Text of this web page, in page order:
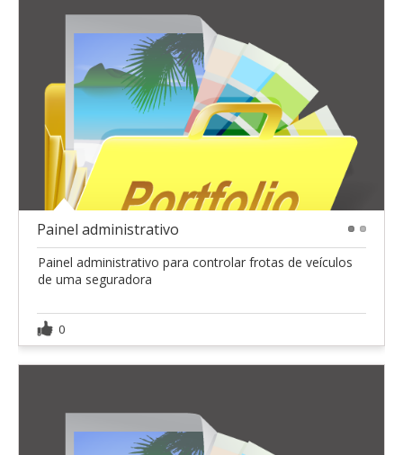
Painel administrativo
Painel administrativo para controlar frotas de veículos
de uma seguradora
0